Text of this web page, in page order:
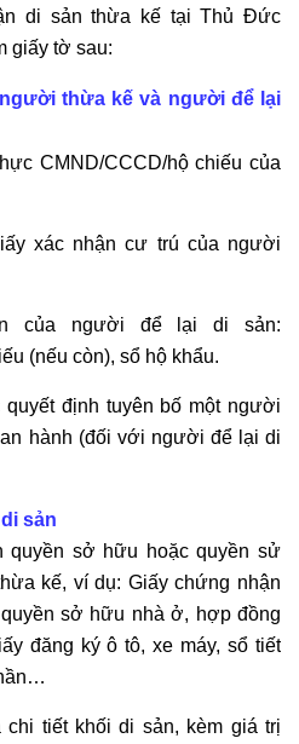
di sản thừa kế tại Thủ Đức
giấy tờ sau:
thừa kế và người để lại
CMND/CCCD/hộ chiếu của
xác nhận cư trú của người
của người để lại di sản:
(nếu còn), sổ hộ khẩu.
định tuyên bố một người
hành (đối với người để lại di
sản
quyền sở hữu hoặc quyền sử
kế, ví dụ: Giấy chứng nhận
sở hữu nhà ở, hợp đồng
đăng ký ô tô, xe máy, sổ tiết
chi tiết khối di sản, kèm giá trị